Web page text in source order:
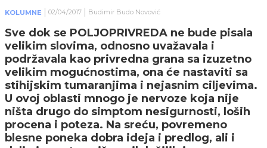
KOLUMNE 02/04/2017 Budimir Budo Novović
Sve dok se POLJOPRIVREDA ne bude pisala
velikim slovima, odnosno uvažavala i
podržavala kao privredna grana sa izuzetno
velikim mogućnostima, ona će nastaviti sa
stihijskim tumaranjima i nejasnim ciljevima.
U ovoj oblasti mnogo je nervoze koja nije
ništa drugo do simptom nesigurnosti, loših
procena i poteza. Na sreću, povremeno
blesne poneka dobra ideja i predlog, ali i